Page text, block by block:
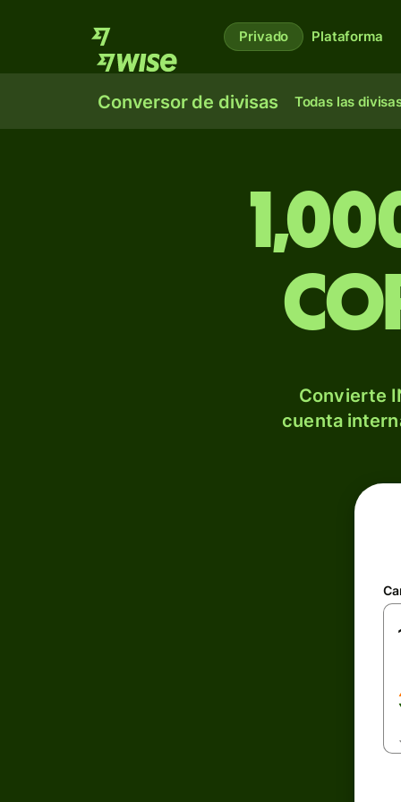
Privado Plataforma
Conversor de divisas Todas las
Convierte
cuenta